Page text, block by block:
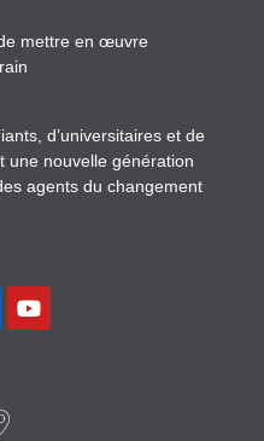
mettre en œuvre
d’universitaires et de
une nouvelle génération
agents du changement